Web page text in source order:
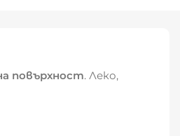
повърхност. Леко,